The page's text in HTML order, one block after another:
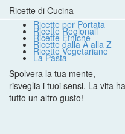
Ricette di Cucina
Ricette per Portata
Ricette Regionali
Ricette Etniche
Ricette dalla A alla Z
Ricette Vegetariane
La Pasta
Spolvera la tua mente,
risveglia i tuoi sensi. La vita ha
tutto un altro gusto!